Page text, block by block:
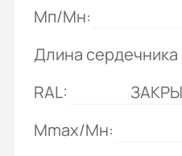
Мп/Мн:
Длина сердечника
RAL:
Mmax/Mн: